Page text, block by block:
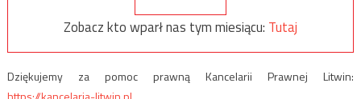
Zobacz kto wparł nas tym miesiącu: Tutaj
Dziękujemy za pomoc prawną Kancelarii Prawnej Litwin: